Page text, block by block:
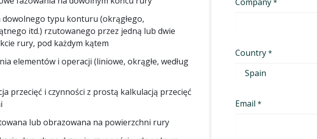
typu konturu (okrągłego,
itd.) rzutowanego przez jedną lub dwie
rury, pod każdym kątem
elementów i operacji (liniowe, okrągłe, według
przecięć i czynności z prostą kalkulacją przecięć
lub obrazowana na powierzchni rury